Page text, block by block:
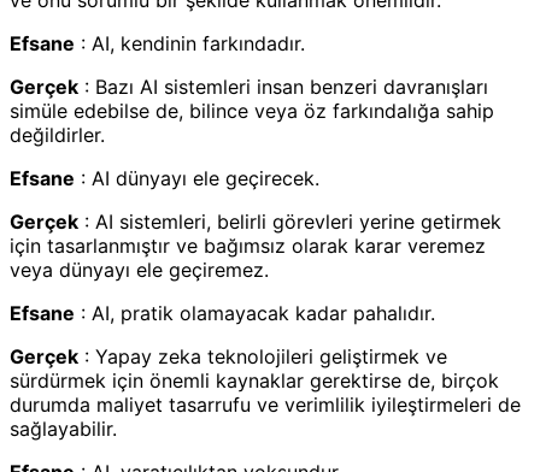
Efsane : AI, kendinin farkındadır.
Gerçek : Bazı AI sistemleri insan benzeri davranışları
simüle edebilse de, bilince veya öz farkındalığa sahip
değildirler.
Efsane : AI dünyayı ele geçirecek.
Gerçek : AI sistemleri, belirli görevleri yerine getirmek
için tasarlanmıştır ve bağımsız olarak karar veremez
veya dünyayı ele geçiremez.
Efsane : AI, pratik olamayacak kadar pahalıdır.
Gerçek : Yapay zeka teknolojileri geliştirmek ve
sürdürmek için önemli kaynaklar gerektirse de, birçok
durumda maliyet tasarrufu ve verimlilik iyileştirmeleri de
sağlayabilir.